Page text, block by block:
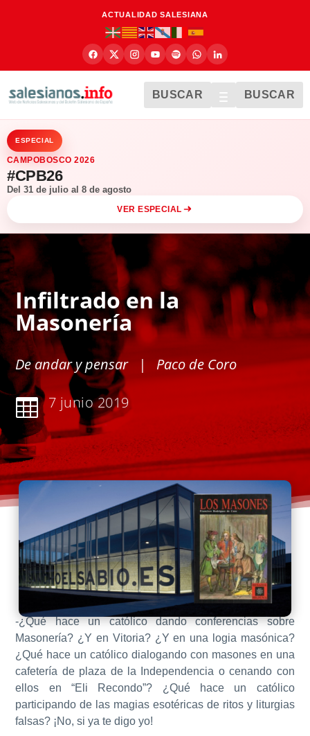
ACTUALIDAD SALESIANA
BUSCAR BUSCAR
ESPECIAL
CAMPOBOSCO 2026
#CPB26
Del 31 de julio al 8 de agosto
VER ESPECIAL
Infiltrado en la
Masonería
De andar y pensar | Paco de Coro
 7 junio 2019
-¿Qué hace un católico dando conferencias sobre
Masonería? ¿Y en Vitoria? ¿Y en una logia masónica?
¿Qué hace un católico dialogando con masones en una
cafetería de plaza de la Independencia o cenando con
ellos en “Eli Recondo”? ¿Qué hace un católico
participando de las magias esotéricas de ritos y liturgias
falsas? ¡No, si ya te digo yo!